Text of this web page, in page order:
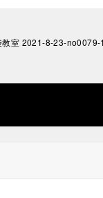
教室 2021-8-23-